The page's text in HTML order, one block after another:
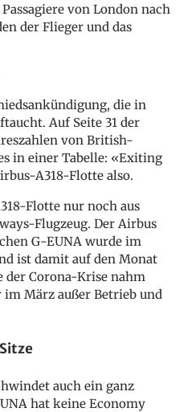
von London nach
der Flieger und das
die in
Auf Seite 31 der
von British-
in einer Tabelle: «Exiting
A318-Flotte also.
Flotte nur noch aus
Flugzeug. Der Airbus
G-EUNA wurde im
ist damit auf den Monat
der Corona-Krise nahm
März außer Betrieb und
auch ein ganz
hat keine Economy